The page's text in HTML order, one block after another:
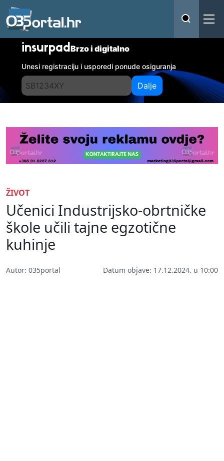
insurpadBrzo i digitalno
Unesi registraciju i usporedi ponude osiguranja
Dalje
ŽIVOT
Učenici Industrijsko-obrtničke
škole učili tajne egzotične
kuhinje
Autor: 035portal Datum objave: 17.12.2024. u 10:00